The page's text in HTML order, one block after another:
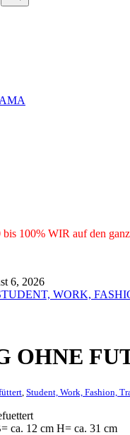
100% WIR auf den
6, 2026
WORK,
OHNE
Student, Work, Fashion,
ca. 12 cm H= ca. 31 cm